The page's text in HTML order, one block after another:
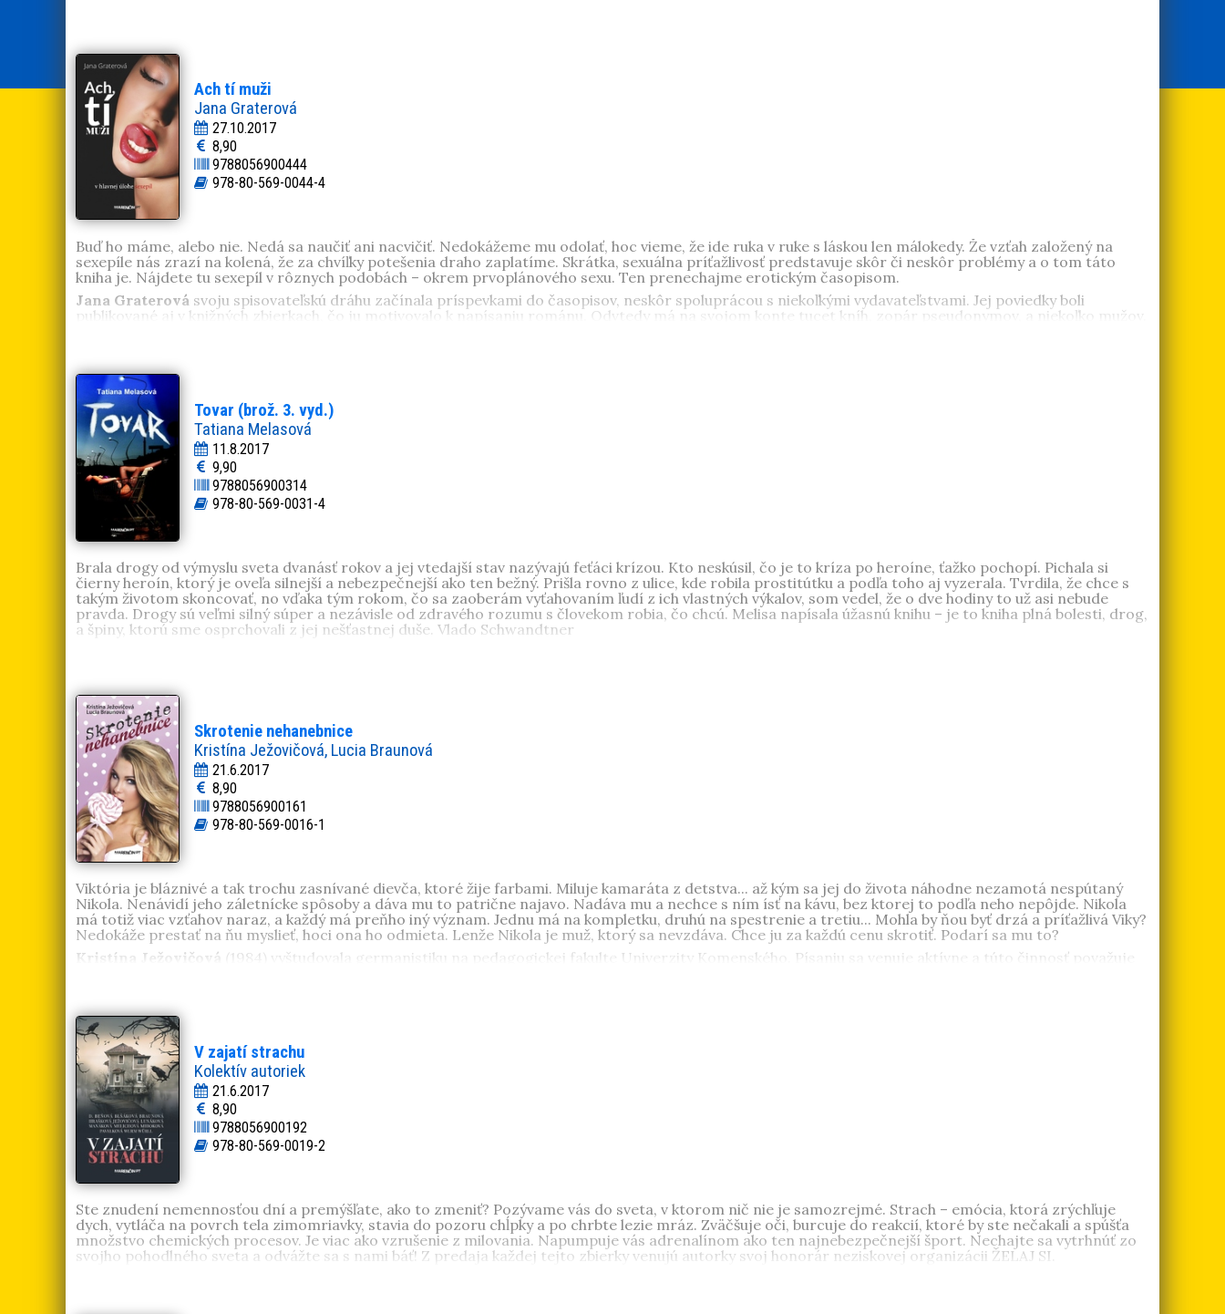
Ach tí muži
Jana Graterová
27.10.2017
8,90
9788056900444
978-80-569-0044-4
Buď ho máme, alebo nie. Nedá sa naučiť ani nacvičiť. Nedokážeme mu odolať, hoc vieme, že ide ruka v ruke s láskou len málokedy. Že vzťah založený na
sexepíle nás zrazí na kolená, že za chvíľky potešenia draho zaplatíme. Skrátka, sexuálna príťažlivosť predstavuje skôr či neskôr problémy a o tom táto
kniha je. Nájdete tu sexepíl v rôznych podobách – okrem prvoplánového sexu. Ten prenechajme erotickým časopisom.
Jana Graterová svoju spisovateľskú dráhu začínala príspevkami do časopisov, neskôr spoluprácou s niekoľkými vydavateľstvami. Jej poviedky boli
publikované aj v knižných zbierkach, čo ju motivovalo k napísaniu románu. Odvtedy má na svojom konte tucet kníh, zopár pseudonymov, a niekoľko mužov.
Tovar (brož. 3. vyd.)
Tatiana Melasová
11.8.2017
9,90
9788056900314
978-80-569-0031-4
Brala drogy od výmyslu sveta dvanásť rokov a jej vtedajší stav nazývajú feťáci krízou. Kto neskúsil, čo je to kríza po heroíne, ťažko pochopí. Pichala si
čierny heroín, ktorý je oveľa silnejší a nebezpečnejší ako ten bežný. Prišla rovno z ulice, kde robila prostitútku a podľa toho aj vyzerala. Tvrdila, že chce s
takým životom skoncovať, no vďaka tým rokom, čo sa zaoberám vyťahovaním ľudí z ich vlastných výkalov, som vedel, že o dve hodiny to už asi nebude
pravda. Drogy sú veľmi silný súper a nezávisle od zdravého rozumu s človekom robia, čo chcú. Melisa napísala úžasnú knihu – je to kniha plná bolesti, drog,
a špiny, ktorú sme osprchovali z jej nešťastnej duše. Vlado Schwandtner
Skrotenie nehanebnice
Kristína Ježovičová, Lucia Braunová
21.6.2017
8,90
9788056900161
978-80-569-0016-1
Viktória je bláznivé a tak trochu zasnívané dievča, ktoré žije farbami. Miluje kamaráta z detstva... až kým sa jej do života náhodne nezamotá nespútaný
Nikola. Nenávidí jeho záletnícke spôsoby a dáva mu to patrične najavo. Nadáva mu a nechce s ním ísť na kávu, bez ktorej to podľa neho nepôjde. Nikola
má totiž viac vzťahov naraz, a každý má preňho iný význam. Jednu má na kompletku, druhú na spestrenie a tretiu... Mohla by ňou byť drzá a príťažlivá Viky?
Nedokáže prestať na ňu myslieť, hoci ona ho odmieta. Lenže Nikola je muž, ktorý sa nevzdáva. Chce ju za každú cenu skrotiť. Podarí sa mu to?
Kristína Ježovičová (1984) vyštudovala germanistiku na pedagogickej fakulte Univerzity Komenského. Písaniu sa venuje aktívne a túto činnosť považuje
krajšie už nepríde
V zajatí strachu
Kolektív autoriek
21.6.2017
8,90
9788056900192
978-80-569-0019-2
Ste znudení nemennosťou dní a premýšľate, ako to zmeniť? Pozývame vás do sveta, v ktorom nič nie je samozrejmé. Strach – emócia, ktorá zrýchľuje
dych, vytláča na povrch tela zimomriavky, stavia do pozoru chĺpky a po chrbte lezie mráz. Zväčšuje oči, burcuje do reakcií, ktoré by ste nečakali a spúšťa
množstvo chemických procesov. Je viac ako vzrušenie z milovania. Napumpuje vás adrenalínom ako ten najnebezpečnejší šport. Nechajte sa vytrhnúť zo
svojho pohodlného sveta a odvážte sa s nami báť! Z predaja každej tejto zbierky venujú autorky svoj honorár neziskovej organizácii ŽELAJ SI.